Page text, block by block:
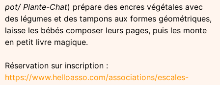
pot/ Plante-Chat) prépare des encres végétales avec
des légumes et des tampons aux formes géométriques,
laisse les bébés composer leurs pages, puis les monte
en petit livre magique.
Réservation sur inscription :
https://www.helloasso.com/associations/escales-